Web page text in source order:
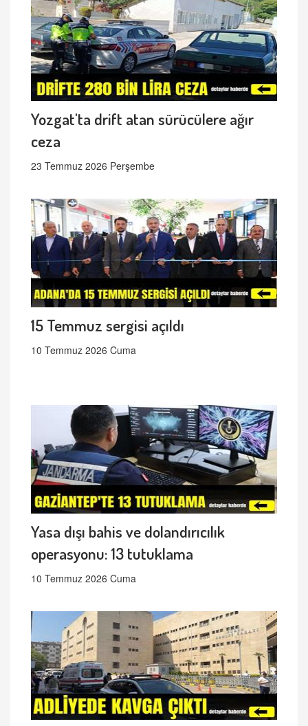
Yozgat'ta drift atan sürücülere ağır
ceza
23 Temmuz 2026 Perşembe
15 Temmuz sergisi açıldı
10 Temmuz 2026 Cuma
Yasa dışı bahis ve dolandırıcılık
operasyonu: 13 tutuklama
10 Temmuz 2026 Cuma